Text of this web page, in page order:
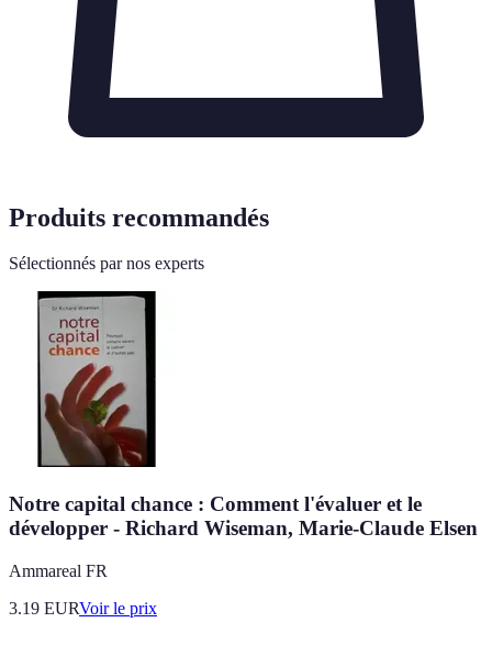
Produits recommandés
Sélectionnés par nos experts
Notre capital chance : Comment l'évaluer et le
développer - Richard Wiseman, Marie-Claude Elsen
Ammareal FR
3.19 EURVoir le prix